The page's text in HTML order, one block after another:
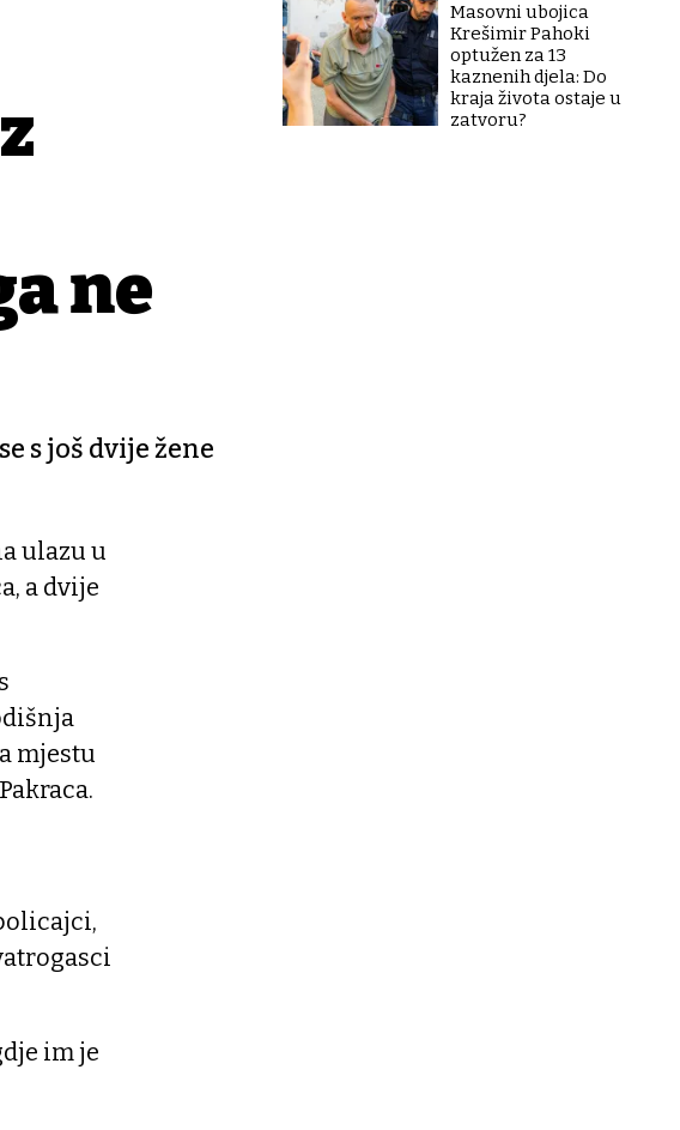
ne
s još dvije žene
ulazu u
a dvije
mjestu
im je
Masovni ubojica
Krešimir Pahoki
optužen za 13
kaznenih djela: Do
kraja života ostaje u
zatvoru?